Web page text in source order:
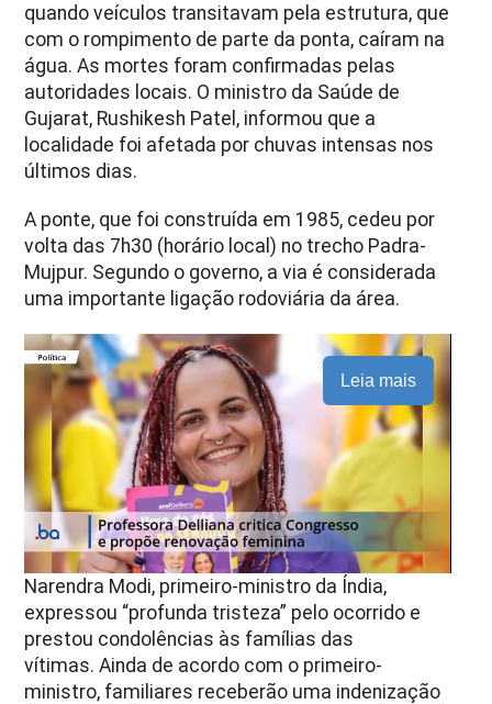
quando veículos transitavam pela estrutura, que
com o rompimento de parte da ponta, caíram na
água. As mortes foram confirmadas pelas
autoridades locais. O ministro da Saúde de
Gujarat, Rushikesh Patel, informou que a
localidade foi afetada por chuvas intensas nos
últimos dias.
A ponte, que foi construída em 1985, cedeu por
volta das 7h30 (horário local) no trecho Padra-
Mujpur. Segundo o governo, a via é considerada
uma importante ligação rodoviária da área.
Leia mais
Narendra Modi, primeiro-ministro da Índia,
expressou “profunda tristeza” pelo ocorrido e
prestou condolências às famílias das
vítimas. Ainda de acordo com o primeiro-
ministro, familiares receberão uma indenização